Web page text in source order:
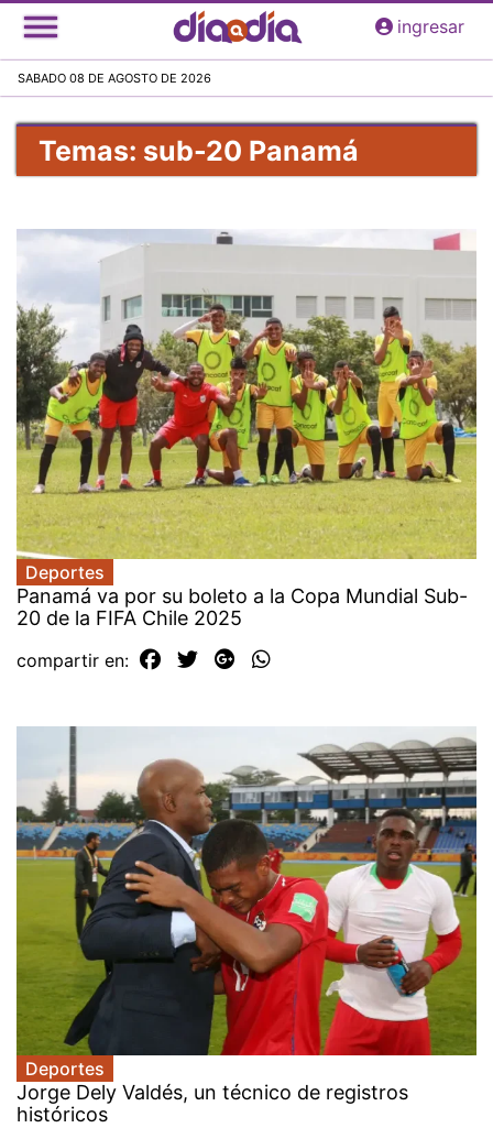
Pasar
al
principal
ingresar
SABADO 08 DE AGOSTO DE 2026
Temas: sub-20 Panamá
Deportes
Panamá va por su boleto a la Copa Mundial Sub-
20 de la FIFA Chile 2025
compartir en:
Deportes
Jorge Dely Valdés, un técnico de registros
históricos